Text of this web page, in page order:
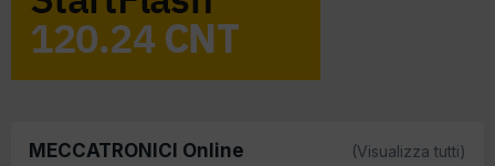
MECCATRONICI Online (Visualizza tutti)